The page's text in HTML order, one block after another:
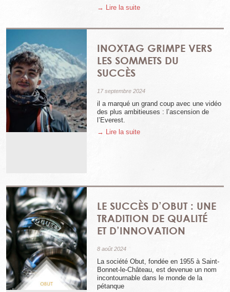
→ Lire la suite
INOXTAG GRIMPE VERS
LES SOMMETS DU
SUCCÈS
17 septembre 2024
il a marqué un grand coup avec une vidéo
des plus ambitieuses : l’ascension de
l’Everest.
→ Lire la suite
LE SUCCÈS D’OBUT : UNE
TRADITION DE QUALITÉ
ET D’INNOVATION
8 août 2024
La société Obut, fondée en 1955 à Saint-
Bonnet-le-Château, est devenue un nom
incontournable dans le monde de la
pétanque